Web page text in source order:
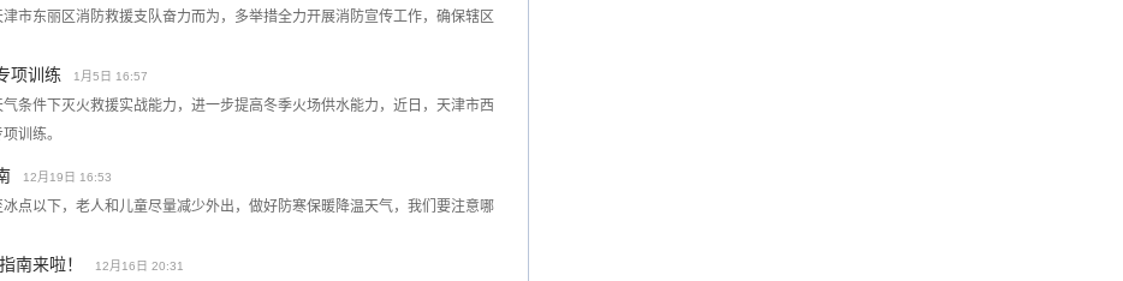
市东丽区消防救援支队奋力而为，多举措全力开展消防宣传工作，确保辖区
项训练 1月5日 16:57
条件下灭火救援实战能力，进一步提高冬季火场供水能力，近日，天津市西
训练。
12月19日 16:53
点以下，老人和儿童尽量减少外出，做好防寒保暖降温天气，我们要注意哪
南来啦！ 12月16日 20:31